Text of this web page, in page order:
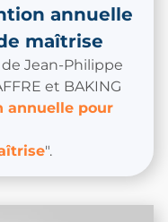
annuelle
maîtrise
Jean-Philippe
et BAKING
annuelle pour
".